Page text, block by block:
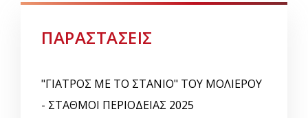
ΠΑΡΑΣΤΑΣΕΙΣ
"ΓΙΑΤΡΟΣ ΜΕ ΤΟ ΣΤΑΝΙΟ" ΤΟΥ ΜΟΛΙΕΡΟΥ
- ΣΤΑΘΜΟΙ ΠΕΡΙΟΔΕΙΑΣ 2025